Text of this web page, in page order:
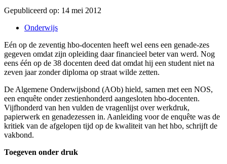
Gepubliceerd op: 14 mei 2012
Onderwijs
Eén op de zeventig hbo-docenten heeft wel eens een genade-zes
gegeven omdat zijn opleiding daar financieel beter van werd. Nog
eens één op de 38 docenten deed dat omdat hij een student niet na
zeven jaar zonder diploma op straat wilde zetten.
De Algemene Onderwijsbond (AOb) hield, samen met een NOS,
een enquête onder zestienhonderd aangesloten hbo-docenten.
Vijfhonderd van hen vulden de vragenlijst over werkdruk,
papierwerk en genadezessen in. Aanleiding voor de enquête was de
kritiek van de afgelopen tijd op de kwaliteit van het hbo, schrijft de
vakbond.
Toegeven onder druk